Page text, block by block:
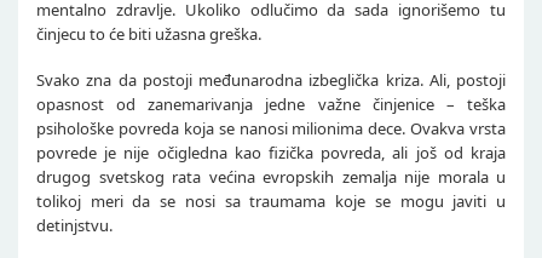
mentalno zdravlje. Ukoliko odlučimo da sada ignorišemo tu
činjecu to će biti užasna greška.
Svako zna da postoji međunarodna izbeglička kriza. Ali, postoji
opasnost od zanemarivanja jedne važne činjenice – teška
psihološke povreda koja se nanosi milionima dece. Ovakva vrsta
povrede je nije očigledna kao fizička povreda, ali još od kraja
drugog svetskog rata većina evropskih zemalja nije morala u
tolikoj meri da se nosi sa traumama koje se mogu javiti u
detinjstvu.